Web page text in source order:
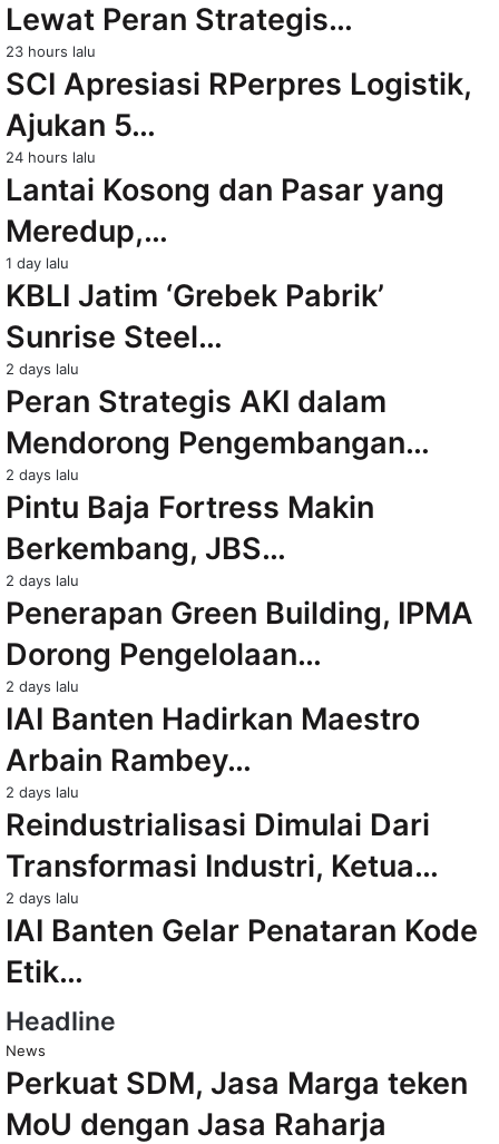
Lewat Peran Strategis…
23 hours lalu
SCI Apresiasi RPerpres Logistik,
Ajukan 5…
24 hours lalu
Lantai Kosong dan Pasar yang
Meredup,…
1 day lalu
KBLI Jatim ‘Grebek Pabrik’
Sunrise Steel…
2 days lalu
Peran Strategis AKI dalam
Mendorong Pengembangan…
2 days lalu
Pintu Baja Fortress Makin
Berkembang, JBS…
2 days lalu
Penerapan Green Building, IPMA
Dorong Pengelolaan…
2 days lalu
IAI Banten Hadirkan Maestro
Arbain Rambey…
2 days lalu
Reindustrialisasi Dimulai Dari
Transformasi Industri, Ketua…
2 days lalu
IAI Banten Gelar Penataran Kode
Etik…
Headline
News
Perkuat SDM, Jasa Marga teken
MoU dengan Jasa Raharja